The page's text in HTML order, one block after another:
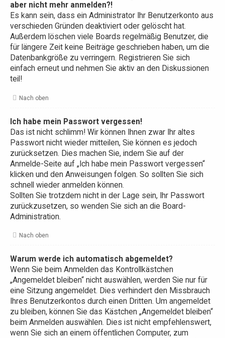
aber nicht mehr anmelden?!
Es kann sein, dass ein Administrator Ihr Benutzerkonto aus
verschieden Gründen deaktiviert oder gelöscht hat.
Außerdem löschen viele Boards regelmäßig Benutzer, die
für längere Zeit keine Beiträge geschrieben haben, um die
Datenbankgröße zu verringern. Registrieren Sie sich
einfach erneut und nehmen Sie aktiv an den Diskussionen
teil!
Nach oben
Ich habe mein Passwort vergessen!
Das ist nicht schlimm! Wir können Ihnen zwar Ihr altes
Passwort nicht wieder mitteilen, Sie können es jedoch
zurücksetzen. Dies machen Sie, indem Sie auf der
Anmelde-Seite auf „Ich habe mein Passwort vergessen“
klicken und den Anweisungen folgen. So sollten Sie sich
schnell wieder anmelden können.
Sollten Sie trotzdem nicht in der Lage sein, Ihr Passwort
zurückzusetzen, so wenden Sie sich an die Board-
Administration.
Nach oben
Warum werde ich automatisch abgemeldet?
Wenn Sie beim Anmelden das Kontrollkästchen
„Angemeldet bleiben“ nicht auswählen, werden Sie nur für
eine Sitzung angemeldet. Dies verhindert den Missbrauch
Ihres Benutzerkontos durch einen Dritten. Um angemeldet
zu bleiben, können Sie das Kästchen „Angemeldet bleiben“
beim Anmelden auswählen. Dies ist nicht empfehlenswert,
wenn Sie sich an einem öffentlichen Computer, zum